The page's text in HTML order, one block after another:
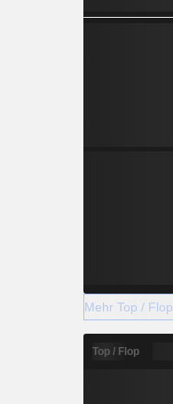
Mehr Top / Flop
Top / Flop